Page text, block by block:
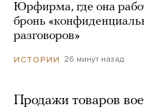
Юрфирма, где она
бронь
разговоров»
ИСТОРИИ 26 минут назад
Продажи товаров